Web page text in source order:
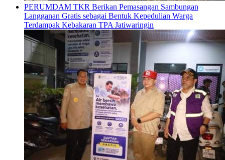
PERUMDAM TKR Berikan Pemasangan Sambungan
Langganan Gratis sebagai Bentuk Kepedulian Warga
Terdampak Kebakaran TPA Jatiwaringin